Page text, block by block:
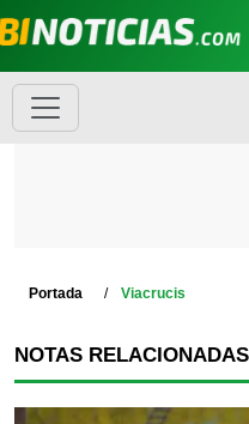
Portada Viacrucis
NOTAS